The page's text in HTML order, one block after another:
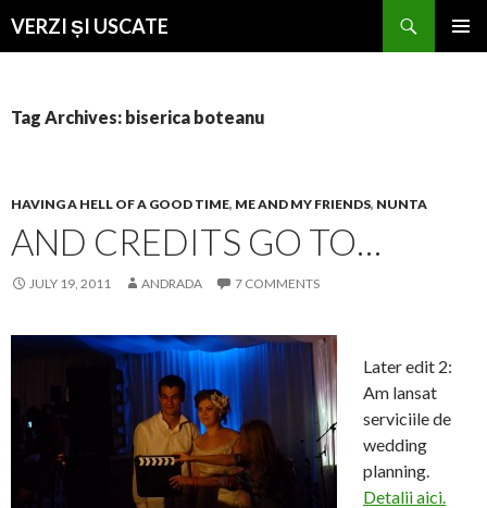
VERZI ȘI USCATE
Tag Archives: biserica boteanu
HAVING A HELL OF A GOOD TIME, ME AND MY FRIENDS, NUNTA
AND CREDITS GO TO…
JULY 19, 2011 ANDRADA 7 COMMENTS
Later edit 2:
Am lansat
serviciile de
wedding
planning.
Detalii aici.